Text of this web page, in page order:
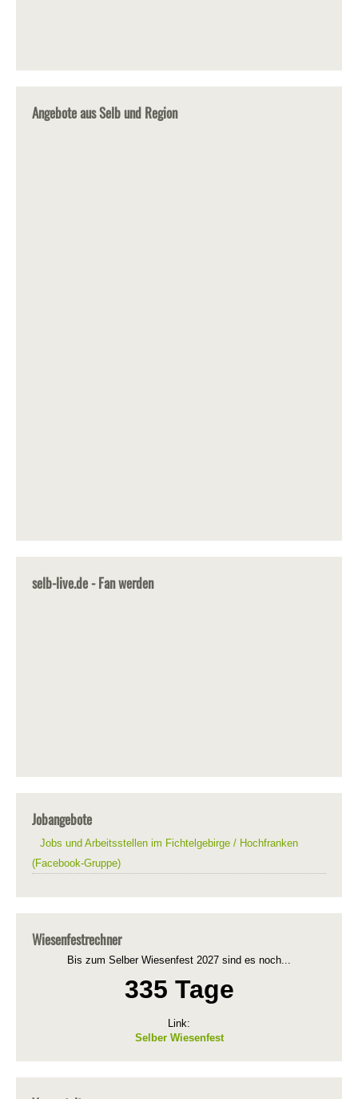
Angebote aus Selb und Region
selb-live.de - Fan werden
Jobangebote
Jobs und Arbeitsstellen im Fichtelgebirge / Hochfranken
(Facebook-Gruppe)
Wiesenfestrechner
Bis zum Selber Wiesenfest 2027 sind es noch...
335 Tage
Link:
Selber Wiesenfest